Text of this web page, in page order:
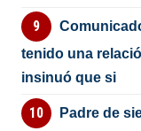
tenido una
insinuó que si
Padre de